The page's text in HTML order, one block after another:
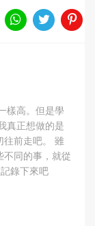
樣高。但是學
真正想做的是
往前走吧。 雖
不同的事，就從
錄下來吧